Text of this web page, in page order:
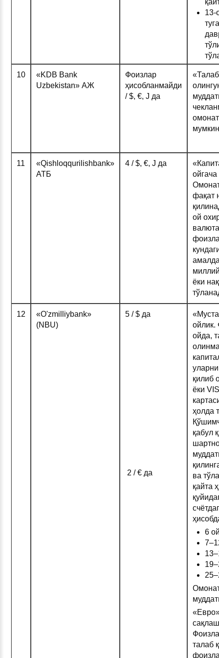
13-
10
«KDB Bank
Uzbekistan» АЖ
Фоизлар
ҳисобланмайди
/ $, €, Ј да
мумкин
11
«Qishloqqurilishbank»
АТБ
4 / $, €, Ј да
ойгача
фақат
ой
ёки
12
«O'zmilliybank»
(NBU)
5 / $ да
2 / € да
ойлик.
ойда,
қилиб
ёки
ҳолда
қабул
ва
қайта
6
талаб